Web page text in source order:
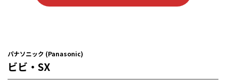
パナソニック (Panasonic)
ビビ・SX